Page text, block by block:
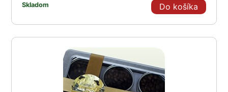
Skladom Do košíka